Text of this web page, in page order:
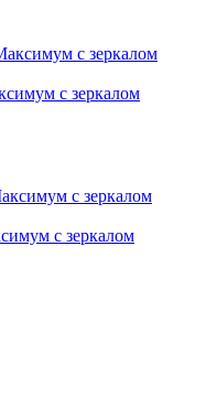
с зеркалом
с зеркалом